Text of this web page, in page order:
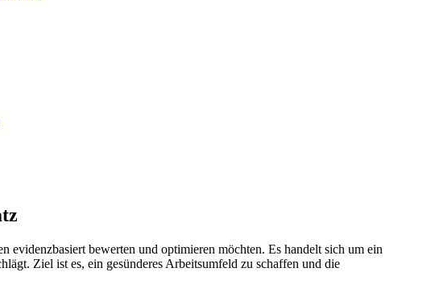
bewerten und optimieren möchten. Es handelt sich um ein
Ziel ist es, ein gesünderes Arbeitsumfeld zu schaffen und die